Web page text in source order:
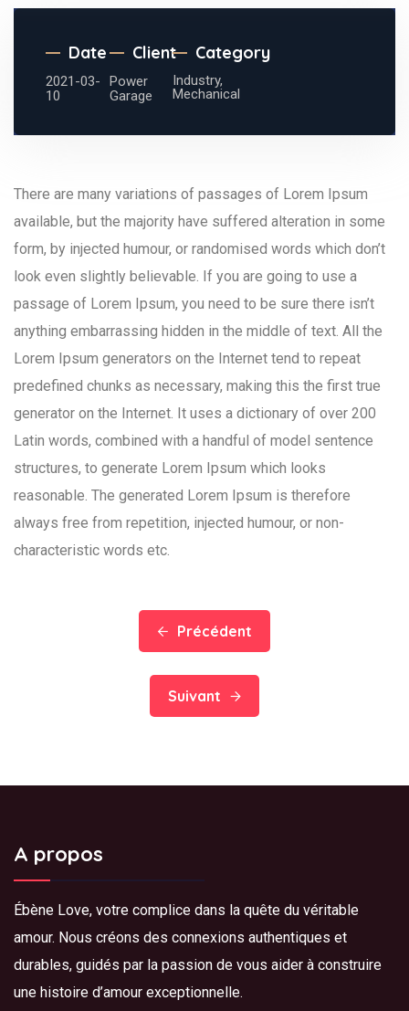
Date
2021-03-
10
Client
Power
Garage
Category
Industry,
Mechanical
There are many variations of passages of Lorem Ipsum
available, but the majority have suffered alteration in some
form, by injected humour, or randomised words which don’t
look even slightly believable. If you are going to use a
passage of Lorem Ipsum, you need to be sure there isn’t
anything embarrassing hidden in the middle of text. All the
Lorem Ipsum generators on the Internet tend to repeat
predefined chunks as necessary, making this the first true
generator on the Internet. It uses a dictionary of over 200
Latin words, combined with a handful of model sentence
structures, to generate Lorem Ipsum which looks
reasonable. The generated Lorem Ipsum is therefore
always free from repetition, injected humour, or non-
characteristic words etc.
Précédent
Suivant
A propos
Ébène Love, votre complice dans la quête du véritable
amour. Nous créons des connexions authentiques et
durables, guidés par la passion de vous aider à construire
une histoire d’amour exceptionnelle.